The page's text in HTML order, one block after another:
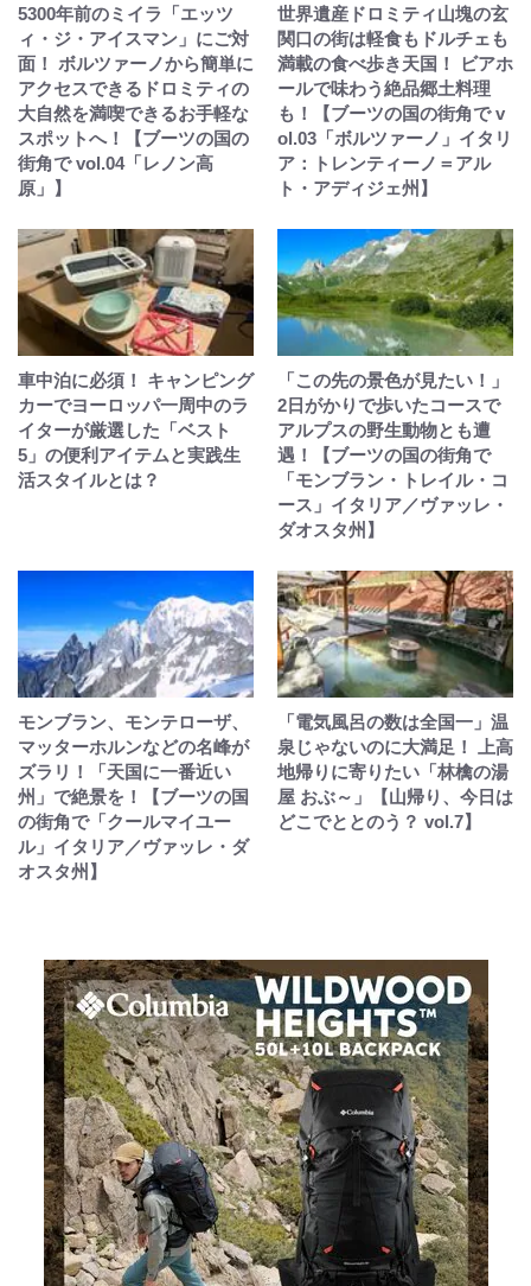
5300年前のミイラ「エッツ
ィ・ジ・アイスマン」にご対
面！ ボルツァーノから簡単に
アクセスできるドロミティの
大自然を満喫できるお手軽な
スポットへ！【ブーツの国の
街角で vol.04「レノン高
原」】
世界遺産ドロミティ山塊の玄
関口の街は軽食もドルチェも
満載の食べ歩き天国！ ビアホ
ールで味わう絶品郷土料理
も！【ブーツの国の街角で v
ol.03「ボルツァーノ」イタリ
ア：トレンティーノ＝アル
ト・アディジェ州】
車中泊に必須！ キャンピング
カーでヨーロッパ一周中のラ
イターが厳選した「ベスト
5」の便利アイテムと実践生
活スタイルとは？
「この先の景色が見たい！」
2日がかりで歩いたコースで
アルプスの野生動物とも遭
遇！【ブーツの国の街角で
「モンブラン・トレイル・コ
ース」イタリア／ヴァッレ・
ダオスタ州】
モンブラン、モンテローザ、
マッターホルンなどの名峰が
ズラリ！「天国に一番近い
州」で絶景を！【ブーツの国
の街角で「クールマイユー
ル」イタリア／ヴァッレ・ダ
オスタ州】
「電気風呂の数は全国一」温
泉じゃないのに大満足！ 上高
地帰りに寄りたい「林檎の湯
屋 おぶ～」【山帰り、今日は
どこでととのう？ vol.7】